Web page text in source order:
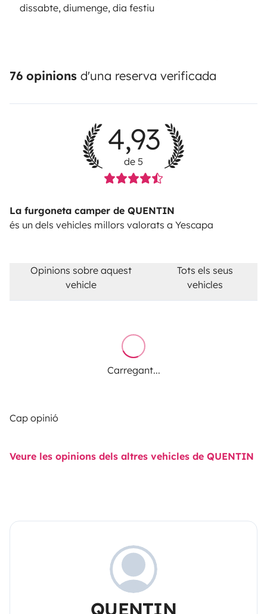
dissabte, diumenge, dia festiu
76 opinions d'una reserva verificada
4,93
de 5
La furgoneta camper de QUENTIN
és un dels vehicles millors valorats a Yescapa
Opinions sobre aquest
vehicle
Tots els seus
vehicles
Carregant...
Cap opinió
Veure les opinions dels altres vehicles de QUENTIN
QUENTIN